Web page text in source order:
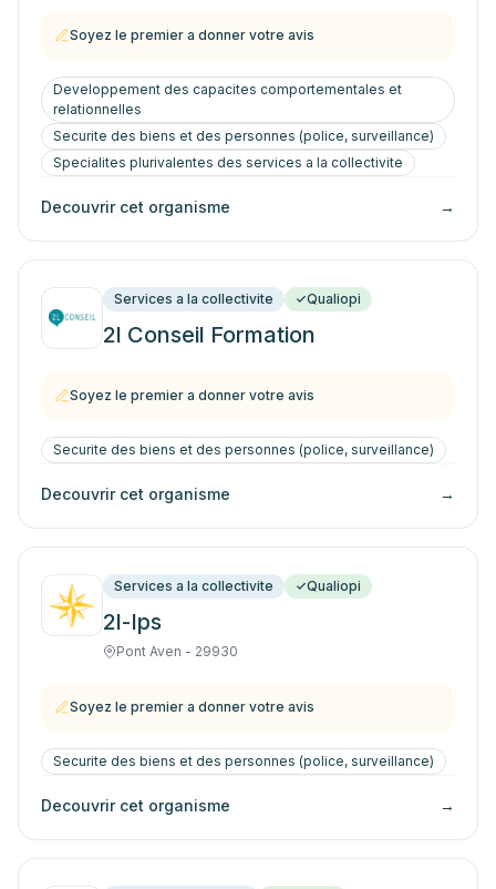
Soyez le premier a donner votre avis
Developpement des capacites comportementales et
relationnelles
Securite des biens et des personnes (police, surveillance)
Specialites plurivalentes des services a la collectivite
Decouvrir cet organisme →
Services a la collectivite Qualiopi
2l Conseil Formation
Soyez le premier a donner votre avis
Securite des biens et des personnes (police, surveillance)
Decouvrir cet organisme →
Services a la collectivite Qualiopi
2l-Ips
Pont Aven - 29930
Soyez le premier a donner votre avis
Securite des biens et des personnes (police, surveillance)
Decouvrir cet organisme →